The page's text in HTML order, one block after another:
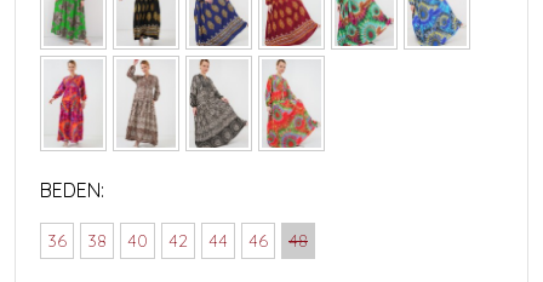
BEDEN:
36 38 40 42 44 46 48